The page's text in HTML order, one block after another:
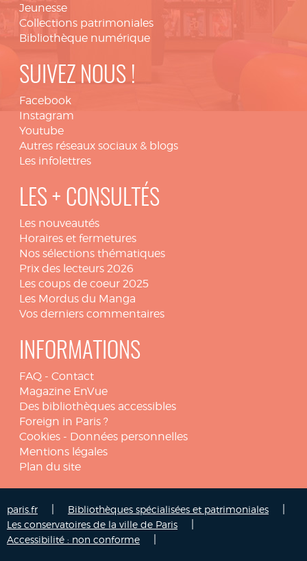
Jeunesse
Collections patrimoniales
Bibliothèque numérique
SUIVEZ NOUS !
Facebook
Instagram
Youtube
Autres réseaux sociaux & blogs
Les infolettres
LES + CONSULTÉS
Les nouveautés
Horaires et fermetures
Nos sélections thématiques
Prix des lecteurs 2026
Les coups de coeur 2025
Les Mordus du Manga
Vos derniers commentaires
INFORMATIONS
FAQ - Contact
Magazine EnVue
Des bibliothèques accessibles
Foreign in Paris ?
Cookies - Données personnelles
Mentions légales
Plan du site
paris.fr Bibliothèques spécialisées et patrimoniales
Les conservatoires de la ville de Paris
Accessibilité : non conforme